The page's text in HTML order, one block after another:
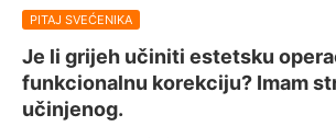
PITAJ SVEĆENIKA
Je li grijeh učiniti estetsku
funkcionalnu korekciju? Imam
učinjenog.